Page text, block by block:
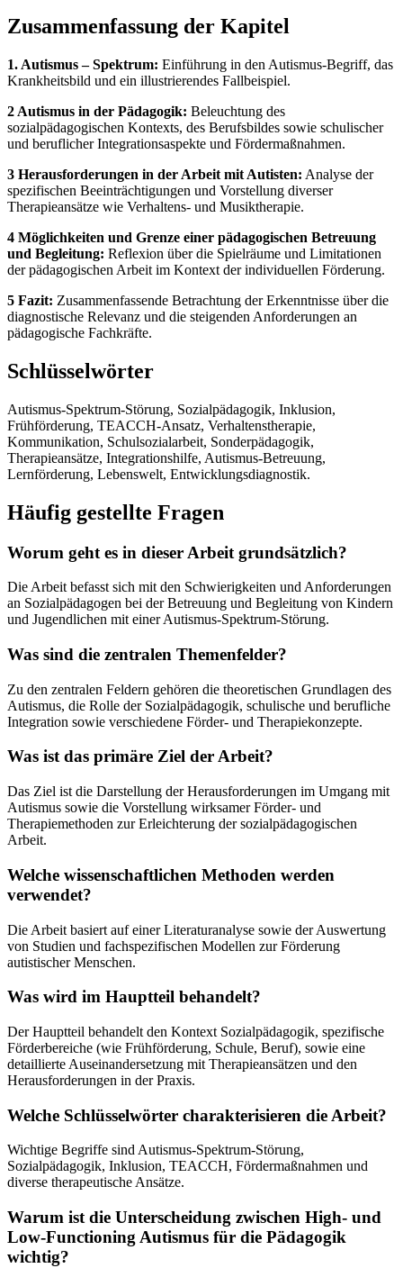
Zusammenfassung der Kapitel
1. Autismus – Spektrum: Einführung in den Autismus-Begriff, das
Krankheitsbild und ein illustrierendes Fallbeispiel.
2 Autismus in der Pädagogik: Beleuchtung des
sozialpädagogischen Kontexts, des Berufsbildes sowie schulischer
und beruflicher Integrationsaspekte und Fördermaßnahmen.
3 Herausforderungen in der Arbeit mit Autisten: Analyse der
spezifischen Beeinträchtigungen und Vorstellung diverser
Therapieansätze wie Verhaltens- und Musiktherapie.
4 Möglichkeiten und Grenze einer pädagogischen Betreuung
und Begleitung: Reflexion über die Spielräume und Limitationen
der pädagogischen Arbeit im Kontext der individuellen Förderung.
5 Fazit: Zusammenfassende Betrachtung der Erkenntnisse über die
diagnostische Relevanz und die steigenden Anforderungen an
pädagogische Fachkräfte.
Schlüsselwörter
Autismus-Spektrum-Störung, Sozialpädagogik, Inklusion,
Frühförderung, TEACCH-Ansatz, Verhaltenstherapie,
Kommunikation, Schulsozialarbeit, Sonderpädagogik,
Therapieansätze, Integrationshilfe, Autismus-Betreuung,
Lernförderung, Lebenswelt, Entwicklungsdiagnostik.
Häufig gestellte Fragen
Worum geht es in dieser Arbeit grundsätzlich?
Die Arbeit befasst sich mit den Schwierigkeiten und Anforderungen
an Sozialpädagogen bei der Betreuung und Begleitung von Kindern
und Jugendlichen mit einer Autismus-Spektrum-Störung.
Was sind die zentralen Themenfelder?
Zu den zentralen Feldern gehören die theoretischen Grundlagen des
Autismus, die Rolle der Sozialpädagogik, schulische und berufliche
Integration sowie verschiedene Förder- und Therapiekonzepte.
Was ist das primäre Ziel der Arbeit?
Das Ziel ist die Darstellung der Herausforderungen im Umgang mit
Autismus sowie die Vorstellung wirksamer Förder- und
Therapiemethoden zur Erleichterung der sozialpädagogischen
Arbeit.
Welche wissenschaftlichen Methoden werden
verwendet?
Die Arbeit basiert auf einer Literaturanalyse sowie der Auswertung
von Studien und fachspezifischen Modellen zur Förderung
autistischer Menschen.
Was wird im Hauptteil behandelt?
Der Hauptteil behandelt den Kontext Sozialpädagogik, spezifische
Förderbereiche (wie Frühförderung, Schule, Beruf), sowie eine
detaillierte Auseinandersetzung mit Therapieansätzen und den
Herausforderungen in der Praxis.
Welche Schlüsselwörter charakterisieren die Arbeit?
Wichtige Begriffe sind Autismus-Spektrum-Störung,
Sozialpädagogik, Inklusion, TEACCH, Fördermaßnahmen und
diverse therapeutische Ansätze.
Warum ist die Unterscheidung zwischen High- und
Low-Functioning Autismus für die Pädagogik
wichtig?